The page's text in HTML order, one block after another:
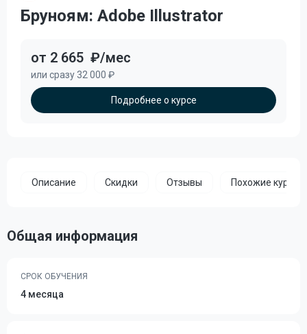
Бруноям: Adobe Illustrator
от 2 665 ₽/мес
или сразу 32 000 ₽
Подробнее о курсе
Описание Скидки Отзывы Похожие курсы
Общая информация
СРОК ОБУЧЕНИЯ
4 месяца